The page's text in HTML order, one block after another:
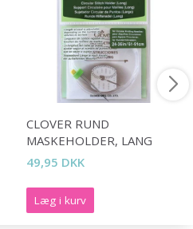
CLOVER RUND
MASKEHOLDER, LANG
49,95 DKK
Læg i kurv